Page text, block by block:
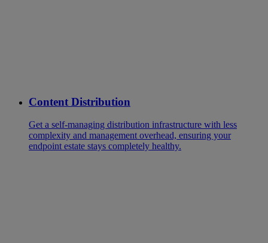
Content Distribution
Get a self-managing distribution infrastructure with less
complexity and management overhead, ensuring your
endpoint estate stays completely healthy.